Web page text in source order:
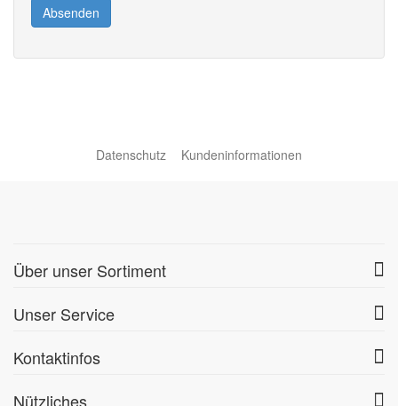
Absenden
Datenschutz Kundeninformationen
Über unser Sortiment
Unser Service
Kontaktinfos
Nützliches